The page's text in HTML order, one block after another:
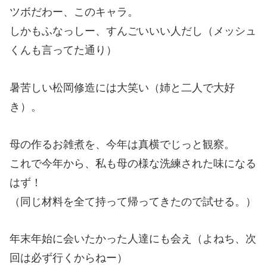
ツボだわー、このキャラ。
しかもふなっしー、すんごいいい人だし（メッシュ
くんも言ってた通り）
暑苦しい松岡修造には大笑い（姉と二人で大好
き）。
母の作るお雑煮を、今年は真横でじっと観察。
これで今年から、私も母の様な洗練された味になる
はず！
（同じ材料を全て持って帰ってきたので試せる。）
年末年始に会いたかった人達にも会え（よねち、次
回は必ず行くからねー）